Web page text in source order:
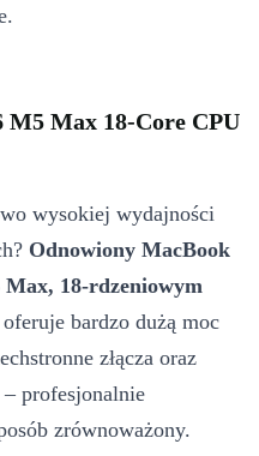
M5 Max 18-Core CPU
wysokiej wydajności
Odnowiony MacBook
18‑rdzeniowym
oferuje bardzo dużą moc
złącza oraz
profesjonalnie
zrównoważony.